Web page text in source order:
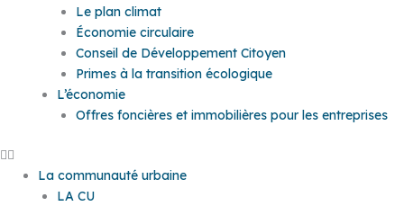
Le plan climat
Économie circulaire
Conseil de Développement Citoyen
Primes à la transition écologique
L’économie
Offres foncières et immobilières pour les entreprises
La communauté urbaine
LA CU